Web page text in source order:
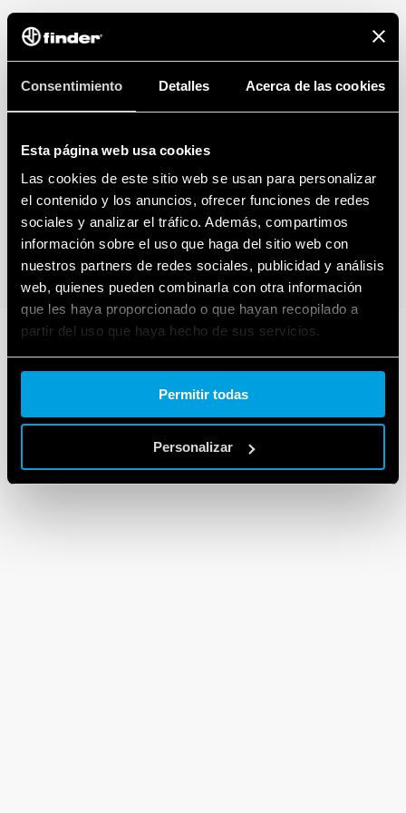
Consentimiento Detalles Acerca de las cookies
Esta página web usa cookies
Las cookies de este sitio web se usan para personalizar
el contenido y los anuncios, ofrecer funciones de redes
sociales y analizar el tráfico. Además, compartimos
información sobre el uso que haga del sitio web con
nuestros partners de redes sociales, publicidad y análisis
web, quienes pueden combinarla con otra información
que les haya proporcionado o que hayan recopilado a
partir del uso que haya hecho de sus servicios.
Cookie policy.
Permitir todas
Personalizar